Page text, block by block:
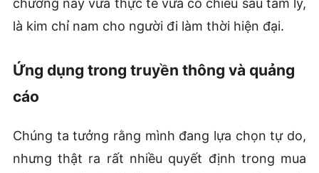
chương này vừa thực tế vừa có chiều sâu tâm lý,
là kim chỉ nam cho người đi làm thời hiện đại.
Ứng dụng trong truyền thông và quảng
cáo
Chúng ta tưởng rằng mình đang lựa chọn tự do,
nhưng thật ra rất nhiều quyết định trong mua